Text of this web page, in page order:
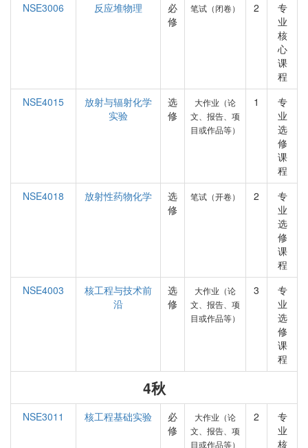
NSE3006
反应堆物理
必
修
笔试（闭卷） 2
专
业
核
心
课
程
NSE4015
放射与辐射化学
实验
选
修
大作业（论
文、报告、项
目或作品等）
1
专
业
选
修
课
程
NSE4018
放射性药物化学
选
修
笔试（开卷） 2
专
业
选
修
课
程
NSE4003
核工程与技术前
沿
选
修
大作业（论
文、报告、项
目或作品等）
3
专
业
选
修
课
程
4秋
NSE3011 核工程基础实验
必
修
大作业（论
文、报告、项
目或作品等）
2
专
业
核